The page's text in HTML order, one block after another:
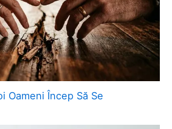
Oameni Încep Să Se